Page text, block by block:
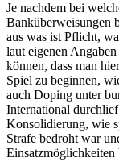
Je nachdem bei
Banküberweisungen
aus was ist Pflicht,
laut eigenen
können, dass man
Spiel zu beginnen,
auch Doping unter
International durchlief
Konsolidierung, wie
Strafe bedroht war
Einsatzmöglichkeiten